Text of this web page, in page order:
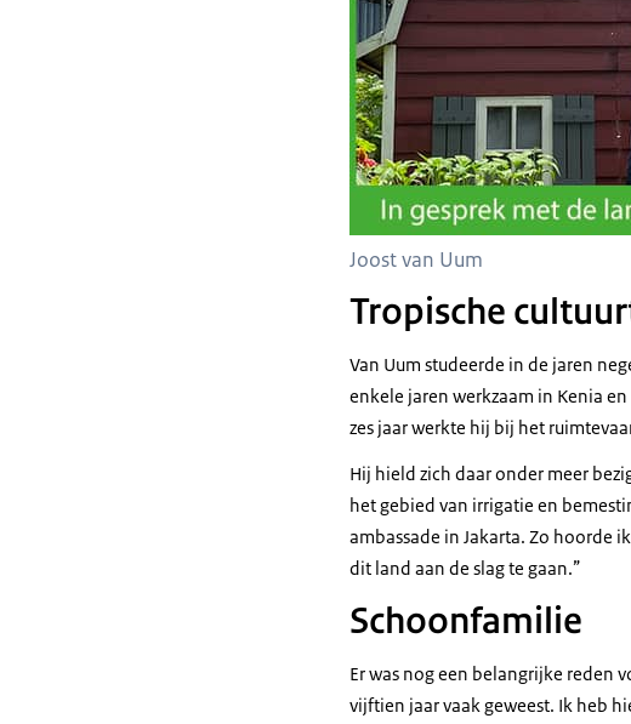
Joost van Uum
Tropische
Van Uum studeerde in de jaren
enkele jaren werkzaam in Kenia
zes jaar werkte hij bij het
Hij hield zich daar onder meer
het gebied van irrigatie en
ambassade in Jakarta. Zo hoorde
dit land aan de slag te gaan.”
Schoonfamilie
Er was nog een belangrijke reden
vijftien jaar vaak geweest. Ik heb